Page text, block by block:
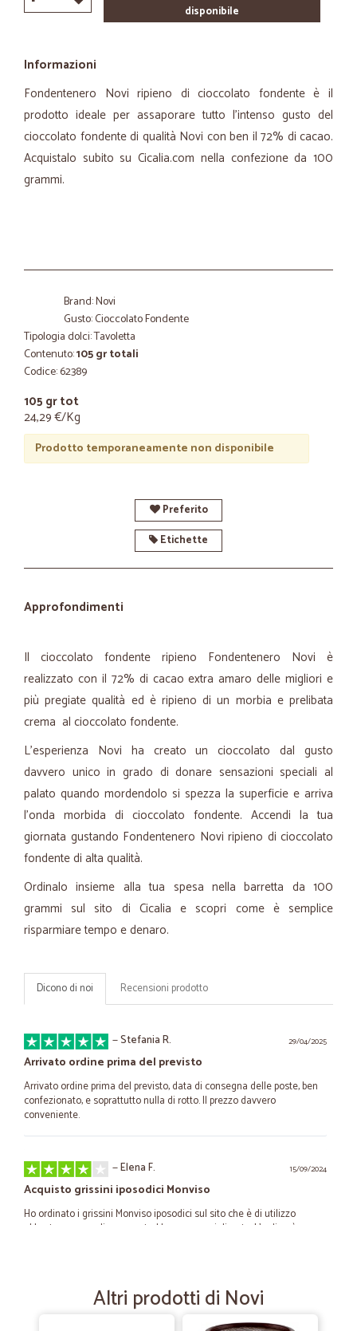
disponibile
Informazioni
Fondentenero Novi ripieno di cioccolato fondente è il
prodotto ideale per assaporare tutto l'intenso gusto del
cioccolato fondente di qualità Novi con ben il 72% di cacao.
Acquistalo subito su Cicalia.com nella confezione da 100
grammi.
Brand: Novi
Gusto: Cioccolato Fondente
Tipologia dolci: Tavoletta
Contenuto:105 gr totali
Codice: 62389
105 gr tot
24,29 €/Kg
Prodotto temporaneamente non disponibile
Preferito
Etichette
Approfondimenti
Il cioccolato fondente ripieno Fondentenero Novi è
realizzato con il 72% di cacao extra amaro delle migliori e
più pregiate qualità ed è ripieno di un morbia e prelibata
crema al cioccolato fondente.
L'esperienza Novi ha creato un cioccolato dal gusto
davvero unico in grado di donare sensazioni speciali al
palato quando mordendolo si spezza la superficie e arriva
l'onda morbida di cioccolato fondente. Accendi la tua
giornata gustando Fondentenero Novi ripieno di cioccolato
fondente di alta qualità.
Ordinalo insieme alla tua spesa nella barretta da 100
grammi sul sito di Cicalia e scopri come è semplice
risparmiare tempo e denaro.
Dicono di noi Recensioni prodotto
29/04/2025
—Stefania R.
Arrivato ordine prima del previsto
Arrivato ordine prima del previsto, data di consegna delle poste, ben
confezionato, e soprattutto nulla di rotto. Il prezzo davvero
conveniente.
15/09/2024
—Elena F.
Acquisto grissini iposodici Monviso
Ho ordinato i grissini Monviso iposodici sul sito che è di utilizzo
abbastanza semplice,ma potrebbe essere migliorato. L'ordine è
considerata zona disagiata.Altri prodotti di Novi